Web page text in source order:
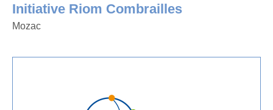
Initiative Riom Combrailles
Mozac